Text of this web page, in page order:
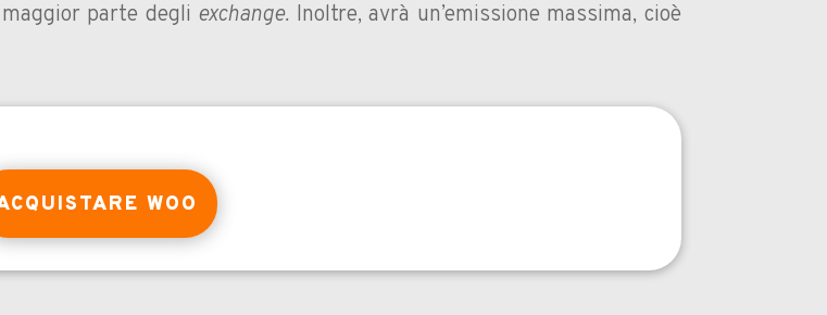
parte degli exchange. Inoltre, avrà un’emissione massima, cioè
WOO